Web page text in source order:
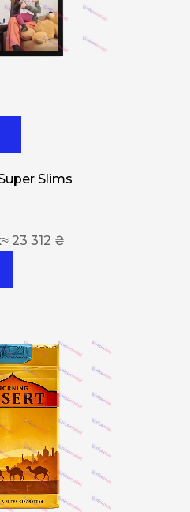
Slims
≈ 23 312 ₴